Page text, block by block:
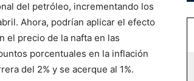
del petróleo, incrementando los
Ahora, podrían aplicar el efecto
el precio de la nafta en las
porcentuales en la inflación
del 2% y se acerque al 1%.